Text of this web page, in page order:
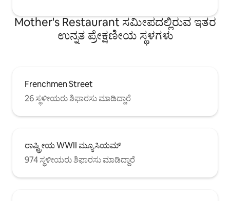
Mother's Restaurant ಸಮೀಪದಲ್ಲಿರುವ ಇತರ
ಉನ್ನತ ಪ್ರೇಕ್ಷಣೀಯ ಸ್ಥಳಗಳು
Frenchmen Street
26 ಸ್ಥಳೀಯರು ಶಿಫಾರಸು ಮಾಡಿದ್ದಾರೆ
ರಾಷ್ಟ್ರೀಯ WWII ಮ್ಯೂಸಿಯಮ್
974 ಸ್ಥಳೀಯರು ಶಿಫಾರಸು ಮಾಡಿದ್ದಾರೆ